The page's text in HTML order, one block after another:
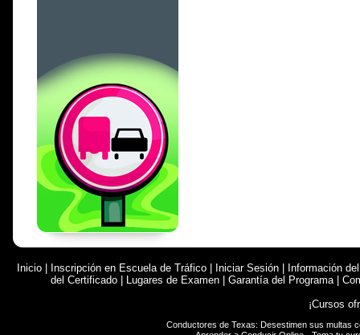
Inicio Inscripción en Escuela de Tráfico Iniciar Sesión
Información
del Certificado
Lugares de Examen Garantía del Programa|
¡Cursos
Conductores de Texas: Desestimen sus multas